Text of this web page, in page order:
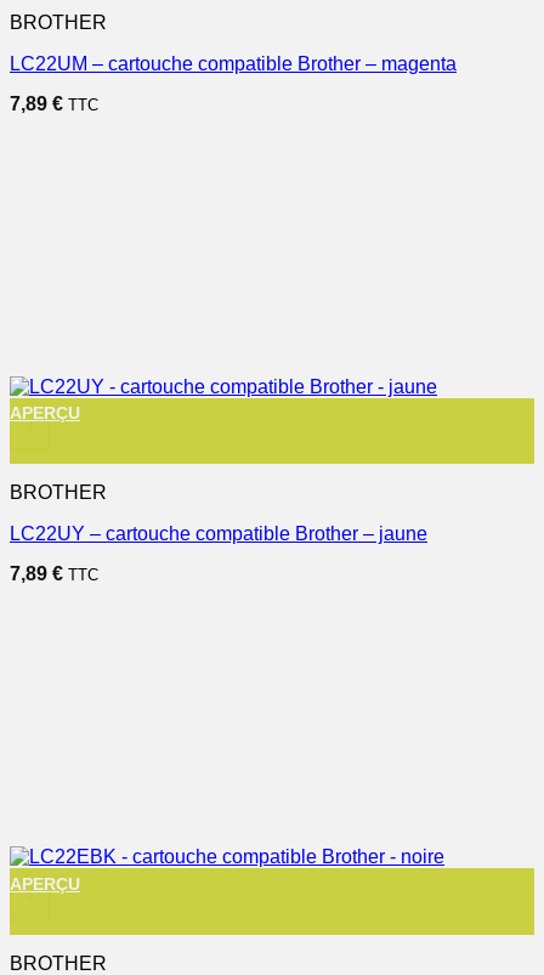
BROTHER
LC22UM – cartouche compatible Brother – magenta
7,89 € TTC
+
APERÇU
BROTHER
LC22UY – cartouche compatible Brother – jaune
7,89 € TTC
+
APERÇU
BROTHER